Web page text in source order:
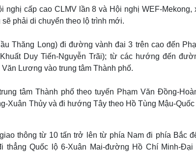
cấp cao CLMV lần 8 và Hội nghị WEF-Mekong,
phải di chuyển theo lộ trình mới.
Thăng Long) đi đường vành đai 3 trên cao đến
Duy Tiến-Nguyễn Trãi); từ các hướng đến
Lương vào trung tâm Thành phố.
tâm Thành phố theo tuyến Phạm Văn Đồng-
Xuân Thủy và đi hướng Tây theo Hồ Tùng Mậu-Quốc
thông từ 10 tấn trở lên từ phía Nam đi phía Bắc
thẳng Quốc lộ 6-Xuân Mai-đường Hồ Chí Minh-Đại